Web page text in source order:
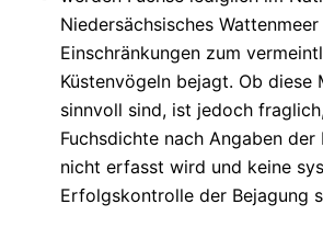
Niedersächsisches
Einschränkungen zum
Küstenvögeln bejagt. Ob diese
sinnvoll sind, ist jedoch
Fuchsdichte nach Angaben
nicht erfasst wird und keine
Erfolgskontrolle der Bejagung